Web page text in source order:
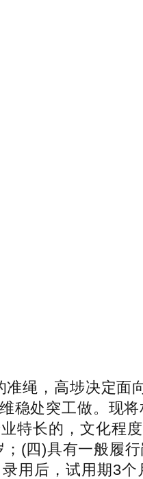
绳，高埗决定面
稳处突工做。现
特长的，文化程
(四)具有一般履
用后，试用期3